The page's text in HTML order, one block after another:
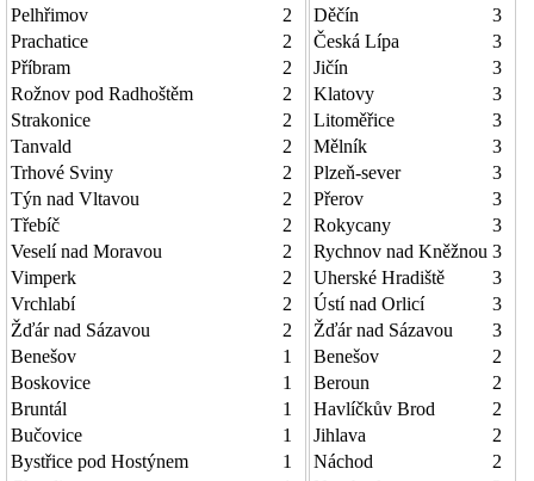
Pelhřimov
2
Prachatice
2
Příbram
2
Rožnov pod Radhoštěm
2
Strakonice
2
Tanvald
2
Trhové Sviny
2
Týn nad Vltavou
2
Třebíč
2
Veselí nad Moravou
2
Vimperk
2
Vrchlabí
2
Žďár nad Sázavou
2
Benešov
1
Boskovice
1
Bruntál
1
Bučovice
1
Bystřice pod Hostýnem
1
Děčín
3
Česká Lípa
3
Jičín
3
Klatovy
3
Litoměřice
3
Mělník
3
Plzeň-sever
3
Přerov
3
Rokycany
3
Rychnov nad Kněžnou 3
Uherské Hradiště
3
Ústí nad Orlicí
3
Žďár nad Sázavou
3
Benešov
2
Beroun
2
Havlíčkův Brod
2
Jihlava
2
Náchod
2